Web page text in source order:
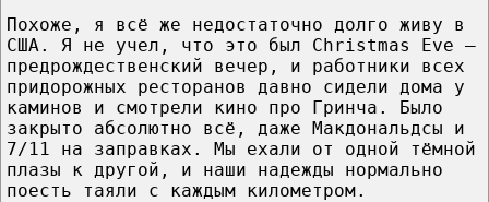
Похоже, я всё же недостаточно долго живу в
США. Я не учел, что это был Christmas Eve –
предрождественский вечер, и работники всех
придорожных ресторанов давно сидели дома у
каминов и смотрели кино про Гринча. Было
закрыто абсолютно всё, даже Макдональдсы и
7/11 на заправках. Мы ехали от одной тёмной
плазы к другой, и наши надежды нормально
поесть таяли с каждым километром.